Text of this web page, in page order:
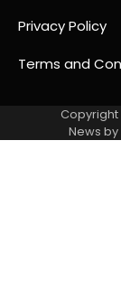
Privacy Policy
Terms and
News by